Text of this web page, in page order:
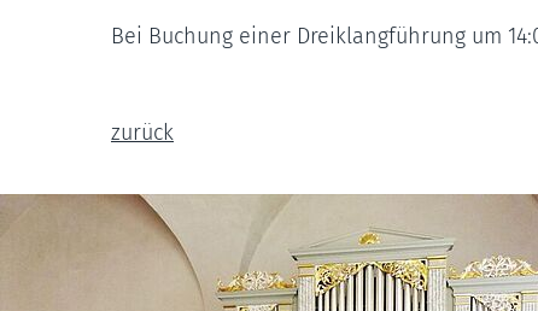
Bei Buchung einer Dreiklangführung um
zurück